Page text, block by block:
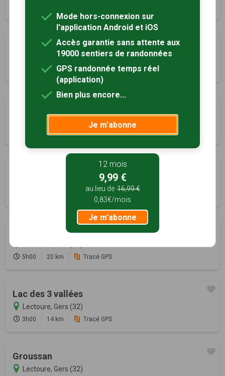
Le sentier des moulins
Larroque-Saint-Sernin, Gers (32)
11 km Tracé GPS
Lectoure, Gers (32)
12 km Tracé GPS
Lomagne médiévale
5h00 20 km Tracé GPS
Lac des 3 vallées
Lectoure, Gers (32)
3h00 14 km Tracé GPS
Groussan
Lectoure, Gers (32)
Mode hors-connexion sur
l'application Android et iOS
Accès garantie sans attente aux
19000 sentiers de randonnées
GPS randonnée temps réel
(application)
Bien plus encore...
Je m'abonne
12 mois
9,99 €
au lieu de 16,99 €
0,83€/mois
Je m'abonne